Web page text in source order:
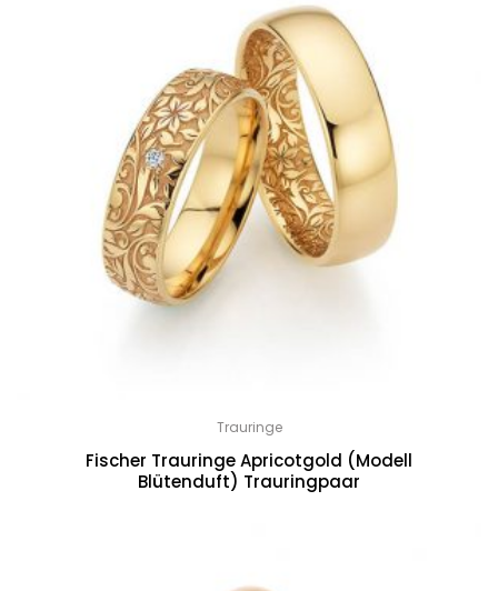
Trauringe
Fischer Trauringe Apricotgold (Modell
Blütenduft) Trauringpaar